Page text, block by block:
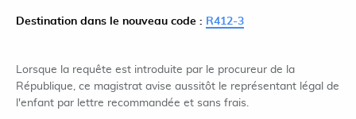
Destination dans le nouveau code : R412-3
Lorsque la requête est introduite par le procureur de la
République, ce magistrat avise aussitôt le représentant légal de
l'enfant par lettre recommandée et sans frais.